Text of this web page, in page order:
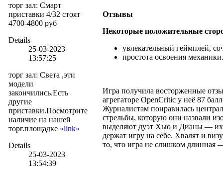
торг зал: Смарт
приставки 4/32 стоят
4700-4800 руб
Details
25-03-2023
13:57:25
торг зал: Света ,эти
модели
закончились.Есть
другие
приставки.Посмотрите
наличие на нашей
торг.площадке «link»
Details
25-03-2023
13:54:39
Отзывы
Некоторые положительные
увлекательный геймплей,
простота освоения механики.
Игра получила восторженные
агрегаторе OpenCritic у неё 87
Журналистам понравилась
стрельбы, которую они назвали
выделяют дуэт Хью и Дианы — их
держат игру на себе. Хвалят и
то, что игра не слишком длинная